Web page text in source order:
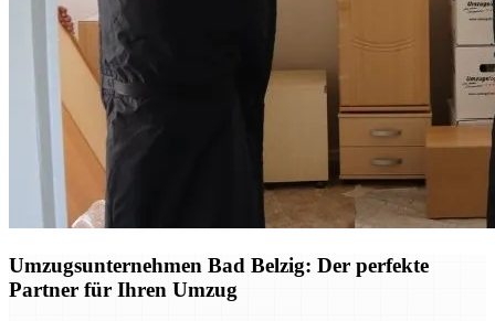
Umzugsunternehmen Bad Belzig: Der perfekte
Partner für Ihren Umzug